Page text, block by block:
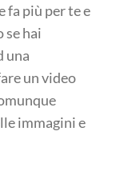
fa più per te e
se hai
una
un video
immagini e